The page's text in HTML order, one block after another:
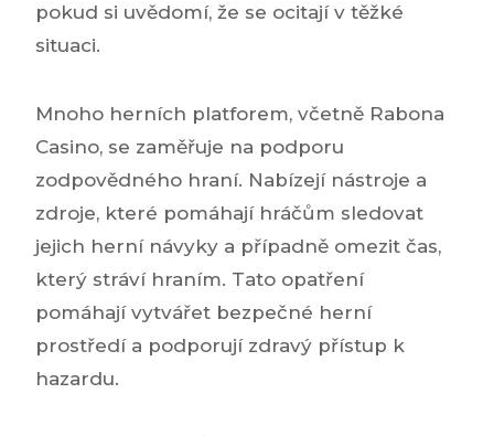
pokud si uvědomí, že se ocitají v těžké
situaci.
Mnoho herních platforem, včetně Rabona
Casino, se zaměřuje na podporu
zodpovědného hraní. Nabízejí nástroje a
zdroje, které pomáhají hráčům sledovat
jejich herní návyky a případně omezit čas,
který stráví hraním. Tato opatření
pomáhají vytvářet bezpečné herní
prostředí a podporují zdravý přístup k
hazardu.